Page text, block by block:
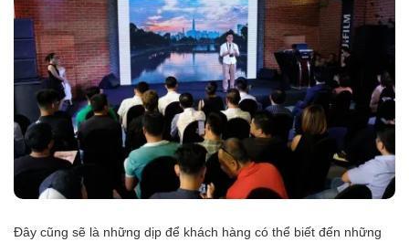
Đây cũng sẽ là những dịp để khách hàng có thể biết đến những